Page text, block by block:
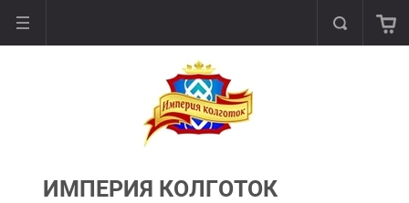
ИМПЕРИЯ КОЛГОТОК